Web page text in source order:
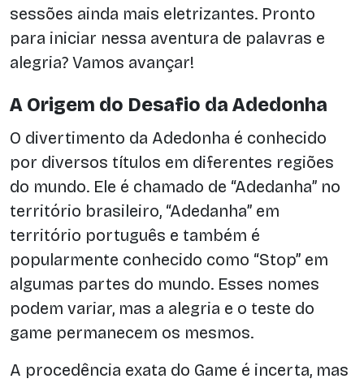
sessões ainda mais eletrizantes. Pronto
para iniciar nessa aventura de palavras e
alegria? Vamos avançar!
A Origem do Desafio da Adedonha
O divertimento da Adedonha é conhecido
por diversos títulos em diferentes regiões
do mundo. Ele é chamado de “Adedanha” no
território brasileiro, “Adedanha” em
território português e também é
popularmente conhecido como “Stop” em
algumas partes do mundo. Esses nomes
podem variar, mas a alegria e o teste do
game permanecem os mesmos.
A procedência exata do Game é incerta, mas